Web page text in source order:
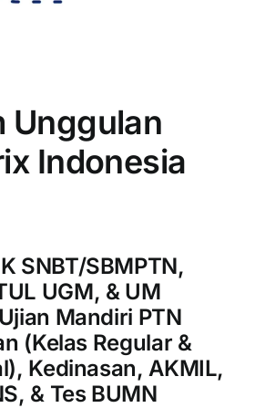
Unggulan
Indonesia
SNBT/SBMPTN,
UGM, & UM
Mandiri PTN
(Kelas Regular &
Kedinasan, AKMIL,
& Tes BUMN